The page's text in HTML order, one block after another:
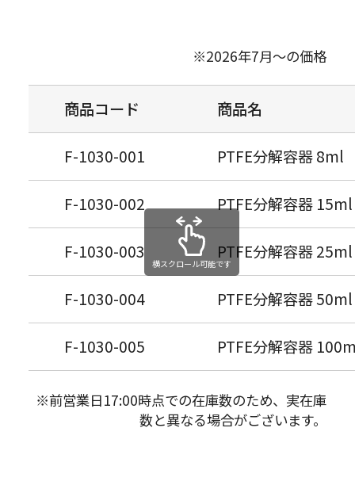
※2026年7月～の価格
商品コード 商品名
F-1030-001 PTFE分解容器 8ml
F-1030-002 PTFE分解容器 15ml
F-1030-003 PTFE分解容器 25ml
F-1030-004 PTFE分解容器 50ml
F-1030-005 PTFE分解容器
横スクロール可能です
※前営業日17:00時点での在庫数のため、実在庫
数と異なる場合がございます。